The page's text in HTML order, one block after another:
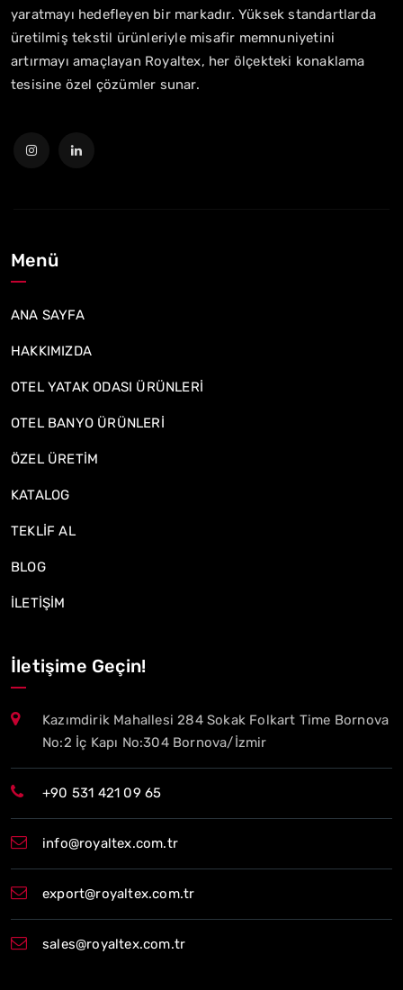
yaratmayı hedefleyen bir markadır. Yüksek standartlarda
üretilmiş tekstil ürünleriyle misafir memnuniyetini
artırmayı amaçlayan Royaltex, her ölçekteki konaklama
tesisine özel çözümler sunar.
Menü
ANA SAYFA
HAKKIMIZDA
OTEL YATAK ODASI ÜRÜNLERİ
OTEL BANYO ÜRÜNLERİ
ÖZEL ÜRETİM
KATALOG
TEKLİF AL
BLOG
İLETİŞİM
İletişime Geçin!
Kazımdirik Mahallesi 284 Sokak Folkart Time Bornova
No:2 İç Kapı No:304 Bornova/İzmir
+90 531 421 09 65
info@royaltex.com.tr
export@royaltex.com.tr
sales@royaltex.com.tr